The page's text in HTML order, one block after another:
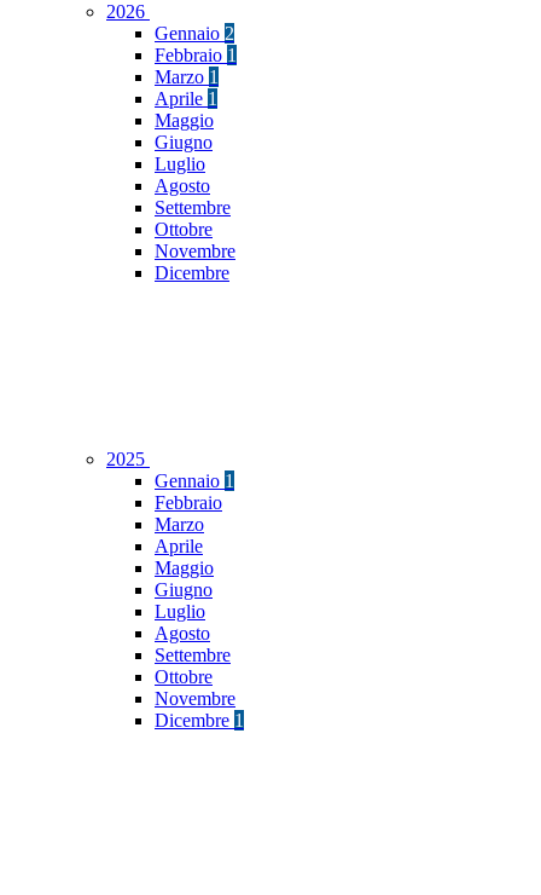
2026
Gennaio 2
Febbraio 1
Marzo 1
Aprile 1
Maggio
Giugno
Luglio
Agosto
Settembre
Ottobre
Novembre
Dicembre
2025
Gennaio 1
Febbraio
Marzo
Aprile
Maggio
Giugno
Luglio
Agosto
Settembre
Ottobre
Novembre
Dicembre 1